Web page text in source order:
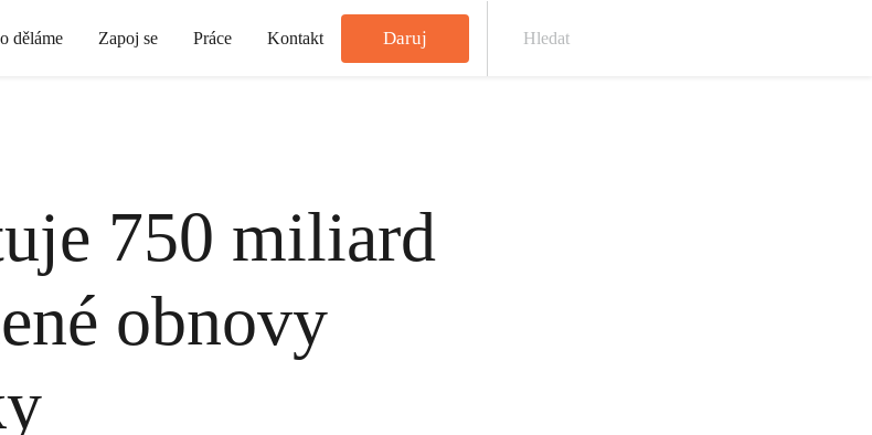
děláme Zapoj se Práce Kontakt Daruj
750 miliard
obnovy